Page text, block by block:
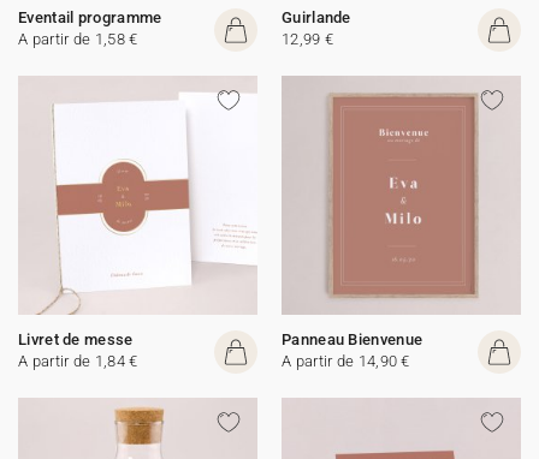
Eventail programme
A partir de 1,58 €
Guirlande
12,99 €
Livret de messe
A partir de 1,84 €
Panneau Bienvenue
A partir de 14,90 €